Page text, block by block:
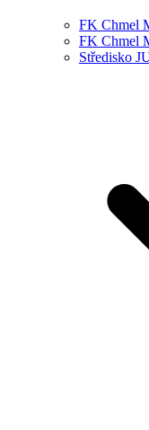
FK Chmel
FK Chmel
Středisko